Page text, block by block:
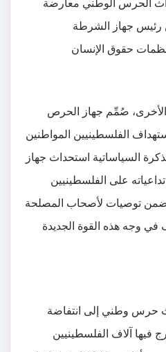
الحرس الوطني معارضة
جهاز الشرطة
حقوق الإنسان
الأخرى، صُمِّم جهاز الحرص
الفلسطينيين المواطنين
السياساتية استحداث جهاز
على الفلسطينيين
توصيات لأصحاب المصلحة
في وجه هذه القوة الجديدة
حرس وطني إلى انتفاضة
فيها آلاف الفلسطينيين